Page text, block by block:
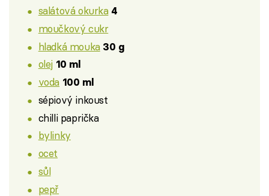
salátová okurka 4
moučkový cukr
hladká mouka 30 g
olej 10 ml
voda 100 ml
sépiový inkoust
chilli paprička
bylinky
ocet
sůl
pepř